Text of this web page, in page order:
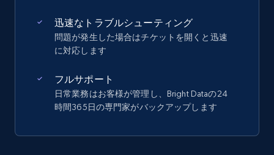
迅速なトラブルシューティング
問題が発生した場合はチケットを開くと迅速
に対応します
フルサポート
日常業務はお客様が管理し、Bright Dataの24
時間365日の専門家がバックアップします